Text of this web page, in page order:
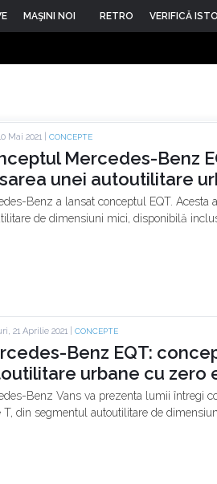
MAŞINI NOI RETRO VERIFICĂ
Mai 2021 | CONCEPTE
Mercedes-Benz
unei autoutilitare
Benz a lansat conceptul EQT. Acesta
de dimensiuni mici, disponibilă
21 Aprilie 2021 | CONCEPTE
Benz EQT:
urbane cu zero
Benz Vans va prezenta lumii întregi
T, din segmentul autoutilitare de